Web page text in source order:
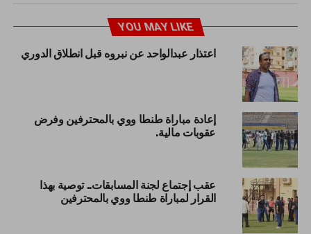
YOU MAY LIKE
اعتذار عبدالواحد عن نبروه قبل انطلاق الدوري
إعادة مباراة طنطا ووي بالمحترفين وفرض
عقوبات مالية.
عقب إجتماع لجنة المسابقات.. توصية بهذا
القرار لمباراة طنطا ووي بالمحترفين